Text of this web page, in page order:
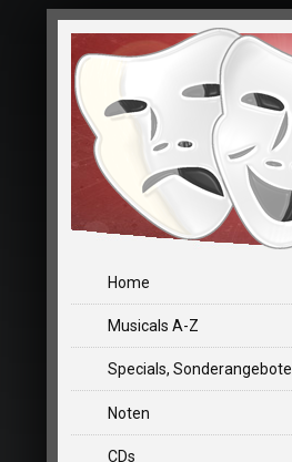
Home
Musicals A-Z
Specials, Sonderangebote
Noten
CDs